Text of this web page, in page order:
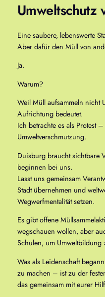
Umweltschutz
Eine saubere, lebenswerte
Aber dafür den Müll von
Ja.
Warum?
Weil Müll aufsammeln nicht
Aufrichtung bedeutet.
Ich betrachte es als Protest
Umweltverschmutzung.
Duisburg braucht sichtbare
beginnen bei uns.
Lasst uns gemeinsam
Stadt übernehmen und
Wegwerfmentalität setzen.
Es gibt offene
wegschauen wollen, aber
Schulen, um Umweltbildung
Was als Leidenschaft
zu machen – ist zu der
das gemeinsam mit eurer